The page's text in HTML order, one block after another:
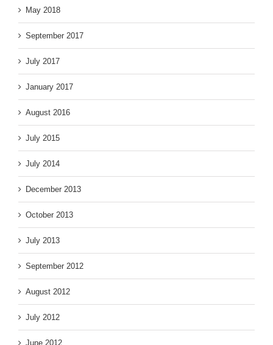
May 2018
September 2017
July 2017
January 2017
August 2016
July 2015
July 2014
December 2013
October 2013
July 2013
September 2012
August 2012
July 2012
June 2012